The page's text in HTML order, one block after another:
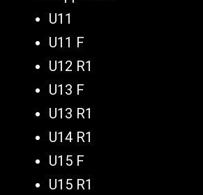
U11
U11 F
U12 R1
U13 F
U13 R1
U14 R1
U15 F
U15 R1